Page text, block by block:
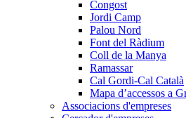
Congost
Jordi Camp
Palou Nord
Font del Ràdium
Coll de la Manya
Ramassar
Cal Gordi-Cal Català
Mapa d’accessos a
Associacions d'empreses